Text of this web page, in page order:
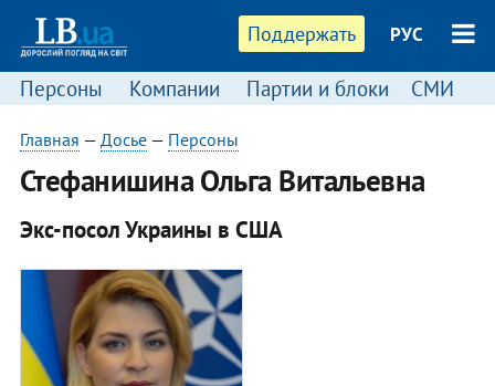
Поддержать РУС
Персоны Компании Партии и блоки СМИ
Главная — Досье— Персоны
Стефанишина Ольга Витальевна
Экс-посол Украины в США